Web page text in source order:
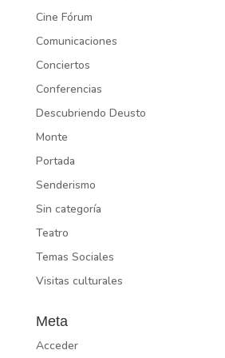
Cine Fórum
Comunicaciones
Conciertos
Conferencias
Descubriendo Deusto
Monte
Portada
Senderismo
Sin categoría
Teatro
Temas Sociales
Visitas culturales
Meta
Acceder